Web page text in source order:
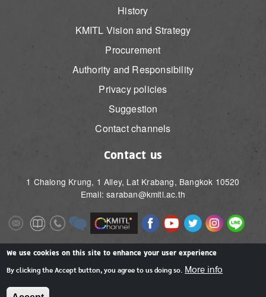
History
KMITL Vision and Strategy
Procurement
Authority and Responsibility
Privacy policies
Suggestion
Contact channels
Contact us
1 Chalong Krung, 1 Alley, Lat Krabang, Bangkok 10520
Email: saraban@kmitl.ac.th
ImageImageImageImage Image ImageImageImageImageImage
Image Image
We use cookies on this site to enhance your user experience
By clicking the Accept button, you agree to us doing so. More info